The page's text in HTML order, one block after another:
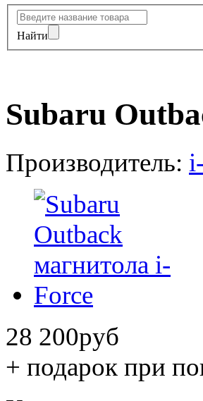
Найти
Subaru
Производитель:
28 200руб
+ подарок при